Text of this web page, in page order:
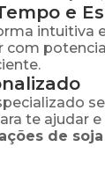
e
intuitiva
com
te ajudar
de soja